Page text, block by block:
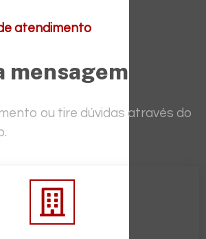
atendimento
mensagem
ou tire dúvidas através do